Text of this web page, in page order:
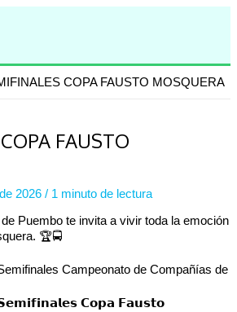
COPA FAUSTO MOSQUERA
FAUSTO
2026 / 1 minuto de lectura
Puembo te invita a vivir toda la emoción
🏆🚍
Campeonato de Compañías de
𝗦𝗲𝗺𝗶𝗳𝗶𝗻𝗮𝗹𝗲𝘀 𝗖𝗼𝗽𝗮 𝗙𝗮𝘂𝘀𝘁𝗼